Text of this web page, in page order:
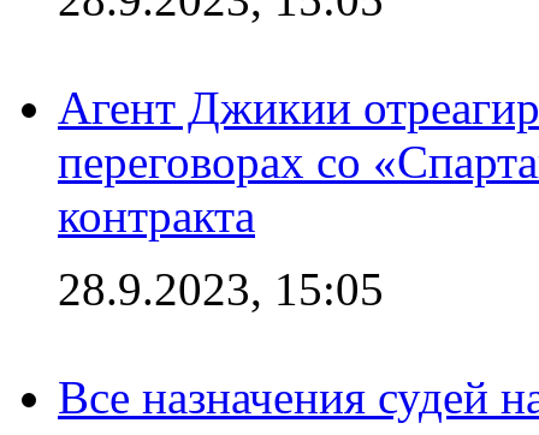
Агент Джикии
переговорах со
контракта
28.9.2023, 15:05
Все назначения судей